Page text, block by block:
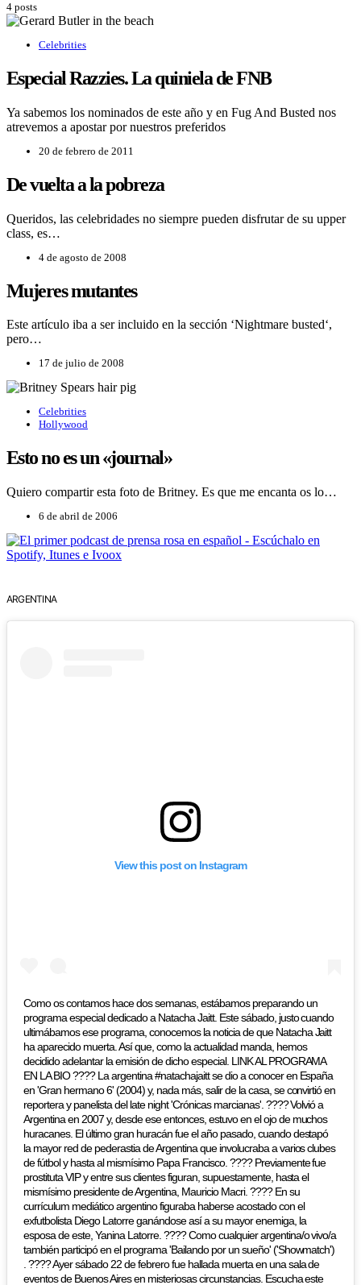
4 posts
Celebrities
Especial Razzies. La quiniela de FNB
Ya sabemos los nominados de este año y en Fug And Busted nos
atrevemos a apostar por nuestros preferidos
20 de febrero de 2011
De vuelta a la pobreza
Queridos, las celebridades no siempre pueden disfrutar de su upper
class, es…
4 de agosto de 2008
Mujeres mutantes
Este artí­culo iba a ser incluido en la sección ‘Nightmare busted‘,
pero…
17 de julio de 2008
Celebrities
Hollywood
Esto no es un «journal»
Quiero compartir esta foto de Britney. Es que me encanta os lo…
6 de abril de 2006
ARGENTINA
View this post on Instagram
Como os contamos hace dos semanas, estábamos preparando un
programa especial dedicado a Natacha Jaitt. Este sábado, justo cuando
ultimábamos ese programa, conocemos la noticia de que Natacha Jaitt
ha aparecido muerta. Así que, como la actualidad manda, hemos
decidido adelantar la emisión de dicho especial. LINK AL PROGRAMA
EN LA BIO ???? La argentina #natachajaitt se dio a conocer en España
en 'Gran hermano 6' (2004) y, nada más, salir de la casa, se convirtió en
reportera y panelista del late night 'Crónicas marcianas'. ???? Volvió a
Argentina en 2007 y, desde ese entonces, estuvo en el ojo de muchos
huracanes. El último gran huracán fue el año pasado, cuando destapó
la mayor red de pederastia de Argentina que involucraba a varios clubes
de fútbol y hasta al mismísimo Papa Francisco. ???? Previamente fue
prostituta VIP y entre sus clientes figuran, supuestamente, hasta el
mismísimo presidente de Argentina, Mauricio Macri. ???? En su
currículum mediático argentino figuraba haberse acostado con el
exfutbolista Diego Latorre ganándose así a su mayor enemiga, la
esposa de este, Yanina Latorre. ???? Como cualquier argentina/o vivo/a
también participó en el programa 'Bailando por un sueño' ('Showmatch')
. ???? Ayer sábado 22 de febrero fue hallada muerta en una sala de
eventos de Buenos Aires en misteriosas circunstancias. Escucha este